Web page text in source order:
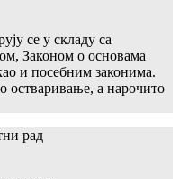
се у складу са
Законом о основама
и посебним законима.
остваривање, а нарочито
рад